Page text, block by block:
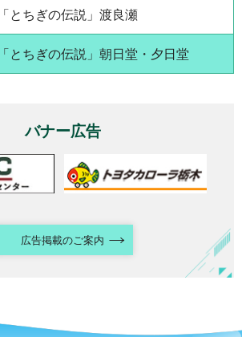
とちぎの伝説」渡良瀬
とちぎの伝説」朝日堂・夕日堂
バナー広告
広告掲載のご案内